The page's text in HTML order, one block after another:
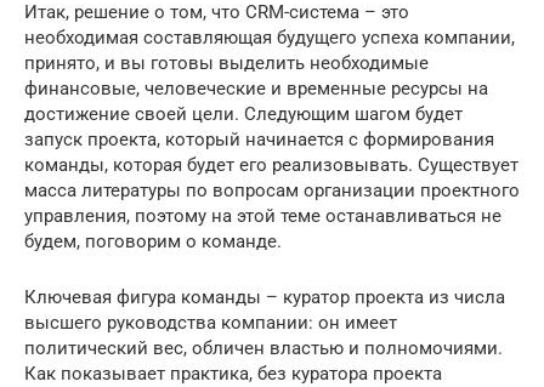
Итак, решение о том, что CRM-система – это
необходимая составляющая будущего успеха компании,
принято, и вы готовы выделить необходимые
финансовые, человеческие и временные ресурсы на
достижение своей цели. Следующим шагом будет
запуск проекта, который начинается с формирования
команды, которая будет его реализовывать. Существует
масса литературы по вопросам организации проектного
управления, поэтому на этой теме останавливаться не
будем, поговорим о команде.
Ключевая фигура команды – куратор проекта из числа
высшего руководства компании: он имеет
политический вес, обличен властью и полномочиями.
Как показывает практика, без куратора проекта